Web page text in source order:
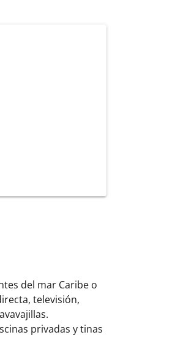
del mar Caribe o
televisión,
privadas y tinas